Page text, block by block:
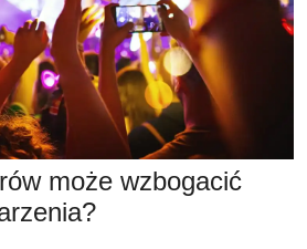
może wzbogacić